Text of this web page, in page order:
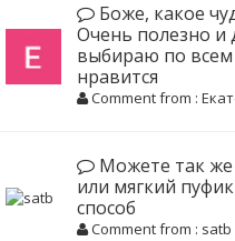
Боже, какое
Очень полезно и
выбираю по всем
нравится
Comment from :
Можете так же
или мягкий
способ
Comment from : satb